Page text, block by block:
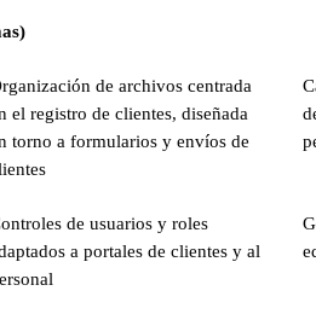
de archivos centrada
el registro de clientes, diseñada
torno a formularios y envíos de
de usuarios y roles
a portales de clientes y al